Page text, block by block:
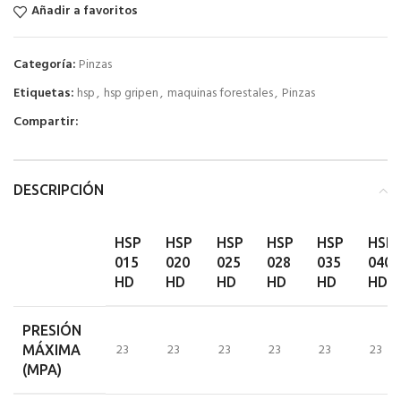
Añadir a favoritos
Categoría: Pinzas
Etiquetas: hsp, hsp gripen, maquinas forestales, Pinzas
Compartir:
DESCRIPCIÓN
HSP
015
HD
HSP
020
HD
HSP
025
HD
HSP
028
HD
HSP
035
HD
HSP
040
HD
PRESIÓN
MÁXIMA
(MPA)
23 23 23 23 23 23